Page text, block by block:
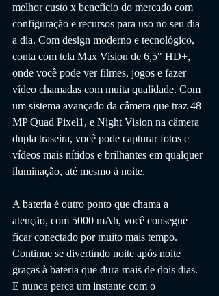
melhor custo x benefício do mercado com
configuração e recursos para uso no seu dia
a dia. Com design moderno e tecnológico,
conta com tela Max Vision de 6,5" HD+,
onde você pode ver filmes, jogos e fazer
vídeo chamadas com muita qualidade. Com
um sistema avançado da câmera que traz 48
MP Quad Pixel1, e Night Vision na câmera
dupla traseira, você pode capturar fotos e
vídeos mais nítidos e brilhantes em qualquer
iluminação, até mesmo à noite.
A bateria é outro ponto que chama a
atenção, com 5000 mAh, você consegue
ficar conectado por muito mais tempo.
Continue se divertindo noite após noite
graças à bateria que dura mais de dois dias.
E nunca perca um instante com o